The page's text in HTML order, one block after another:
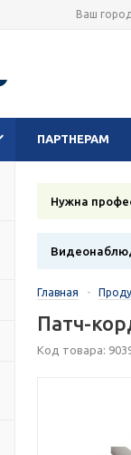
Ваш город
ПАРТНЕРАМ
Нужна
Главная -
Патч-
Код товара: